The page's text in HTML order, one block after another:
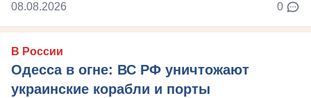
08.08.2026 0
В России
Одесса в огне: ВС РФ уничтожают
украинские корабли и порты